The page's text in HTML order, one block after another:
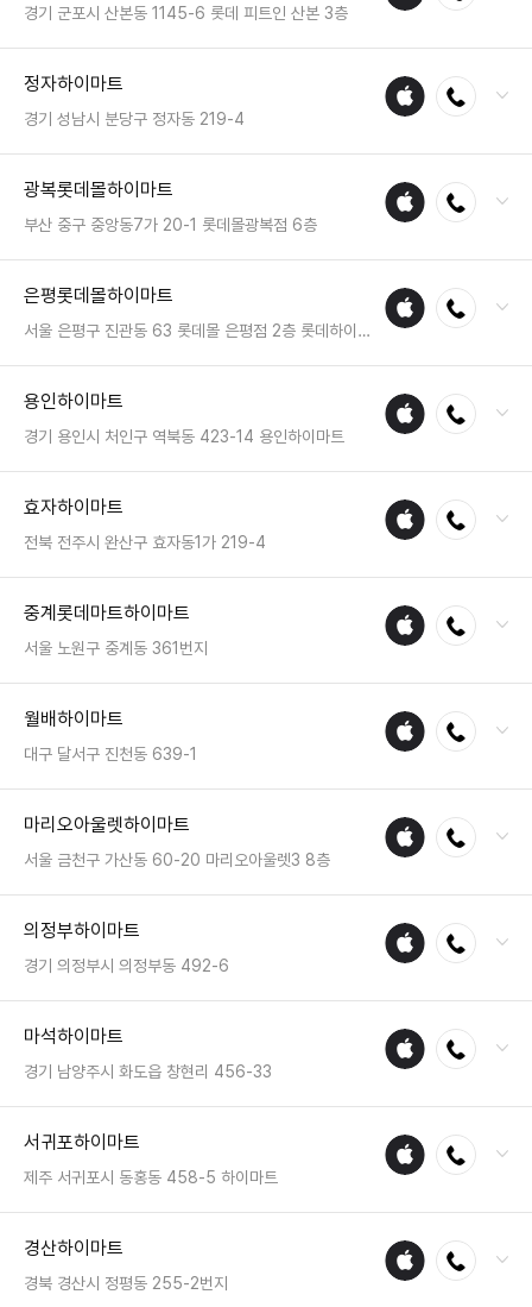
영업시간 : 금일 10:30~20:30
경기 군포시 산본동 1145-6 롯데 피트인 산본 3층
팩스 : 05023331518
영업시간 : 금일 10:30~21:00
정자하이마트
경기 성남시 분당구 정자동 219-4
애플
수리
전화연결
팩스 : 050-2222-1061
영업시간 : 금일 10:30~20:30
광복롯데몰하이마트
부산 중구 중앙동7가 20-1 롯데몰광복점 6층
애플
수리
전화연결
팩스 : 05023331362
영업시간 : 금일 10:30~20:30
은평롯데몰하이마트
서울 은평구 진관동 63 롯데몰 은평점 2층 롯데하이마트
애플
수리
전화연결
팩스 : 050-2333-1425
영업시간 : 금일 10:00~22:00
용인하이마트
경기 용인시 처인구 역북동 423-14 용인하이마트
애플
수리
전화연결
팩스 : 050-2222-1056
영업시간 : 금일 10:30~20:30
효자하이마트
전북 전주시 완산구 효자동1가 219-4
애플
수리
전화연결
팩스 : 050-2222-1496
영업시간 : 금일 10:30~20:30
중계롯데마트하이마트
서울 노원구 중계동 361번지
애플
수리
전화연결
팩스 : 050-2333-1235
영업시간 : 금일 10:00~22:00
월배하이마트
대구 달서구 진천동 639-1
애플
수리
전화연결
팩스 : 050-2222-1624
영업시간 : 금일 10:30~20:30
마리오아울렛하이마트
서울 금천구 가산동 60-20 마리오아울렛3 8층
애플
수리
전화연결
팩스 : 05023331569
영업시간 : 금일 10:30~21:30
의정부하이마트
경기 의정부시 의정부동 492-6
애플
수리
전화연결
팩스 : 050-2222-0866
영업시간 : 금일 10:30~20:30
마석하이마트
경기 남양주시 화도읍 창현리 456-33
애플
수리
전화연결
팩스 : 050-2222-0871
영업시간 : 금일 10:30~20:30
서귀포하이마트
제주 서귀포시 동홍동 458-5 하이마트
애플
수리
전화연결
팩스 : 050-2222-0208
영업시간 : 금일 10:30~20:30
경산하이마트
경북 경산시 정평동 255-2번지
애플
수리
전화연결